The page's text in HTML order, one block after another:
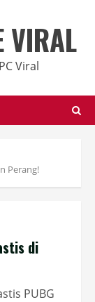
VIRAL
Viral
Perang!
di
PUBG